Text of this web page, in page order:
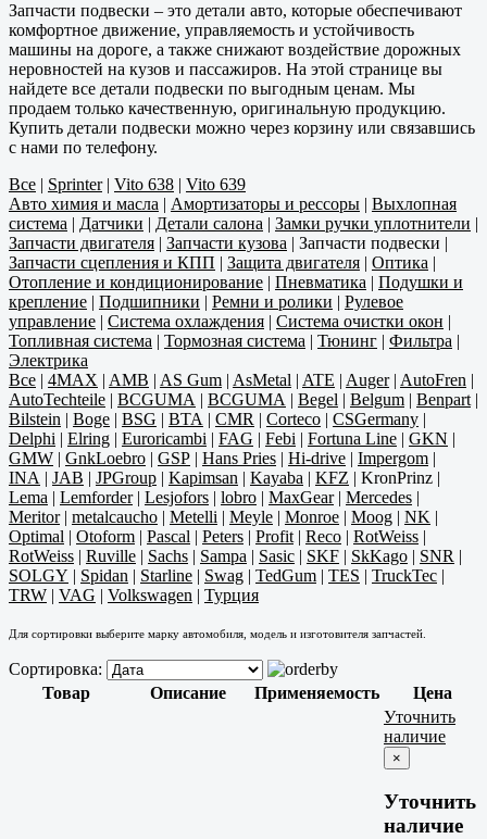
Запчасти подвески – это детали авто, которые обеспечивают
комфортное движение, управляемость и устойчивость
машины на дороге, а также снижают воздействие дорожных
неровностей на кузов и пассажиров. На этой странице вы
найдете все детали подвески по выгодным ценам. Мы
продаем только качественную, оригинальную продукцию.
Купить детали подвески можно через корзину или связавшись
с нами по телефону.
Все | Sprinter| Vito 638 | Vito 639
Авто химия и масла | Амортизаторы и рессоры | Выхлопная
система | Датчики | Детали салона | Замки ручки уплотнители |
Запчасти двигателя | Запчасти кузова | Запчасти подвески |
Запчасти сцепления и КПП | Защита двигателя | Оптика |
Отопление и кондиционирование | Пневматика | Подушки и
крепление | Подшипники | Ремни и ролики | Рулевое
управление | Система охлаждения | Система очистки окон |
Топливная система | Тормозная система | Тюнинг | Фильтра |
Электрика
Все | 4MAX | AMB | AS Gum | AsMetal | ATE | Auger| AutoFren |
AutoTechteile | BCGUMA | BCGUMA | Begel | Belgum | Benpart |
Bilstein | Boge | BSG | BTA | CMR | Corteco | CSGermany |
Delphi | Elring | Euroricambi | FAG | Febi | Fortuna Line | GKN |
GMW | GnkLoebro | GSP | Hans Pries | Hi-drive | Impergom |
INA | JAB | JPGroup | Kapimsan | Kayaba | KFZ | KronPrinz |
Lema | Lemforder| Lesjofors | lobro | MaxGear| Mercedes |
Meritor| metalcaucho | Metelli | Meyle | Monroe | Moog | NK |
Optimal | Otoform | Pascal | Peters | Profit | Reco | RotWeiss |
RotWeiss | Ruville | Sachs | Sampa | Sasic | SKF | SkKago | SNR |
SOLGY | Spidan | Starline | Swag | TedGum | TES | TruckTec |
TRW | VAG | Volkswagen | Турция
Для сортировки выберите марку автомобиля, модель и изготовителя запчастей.
Сортировка:
Товар
Описание Применяемость Цена
Уточнить
наличие
×
Уточнить
наличие